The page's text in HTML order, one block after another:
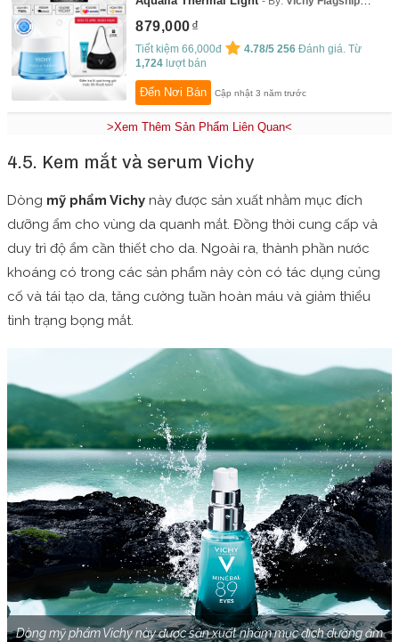
879,000
Tiết kiệm 66,000đ 4.78/5 256 Đánh giá. Từ
1,724 lượt bán
Đến Nơi Bán Cập nhật 3 năm trước
>Xem Thêm Sản Phẩm Liên Quan<
4.5. Kem mắt và serum Vichy
Dòng mỹ phẩm Vichy này được sản xuất nhằm mục đích
dưỡng ẩm cho vùng da quanh mắt. Đồng thời cung cấp và
duy trì độ ẩm cần thiết cho da. Ngoài ra, thành phần nước
khoáng có trong các sản phẩm này còn có tác dụng củng
cố và tái tạo da, tăng cường tuần hoàn máu và giảm thiểu
tình trạng bọng mắt.
Dòng mỹ phẩm Vichy này được sản xuất nhằm mục đích dưỡng ẩm